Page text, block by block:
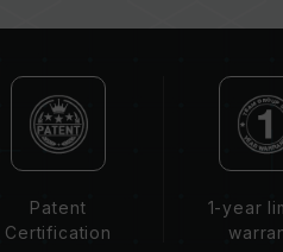
- 日本実用新案（番号:
Patent
Certification
1-year